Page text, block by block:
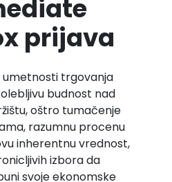
prijava
umetnosti trgovanja
budnost nad
oštro tumačenje
razumnu procenu
inherentnu vrednost,
izbora da
svoje ekonomske